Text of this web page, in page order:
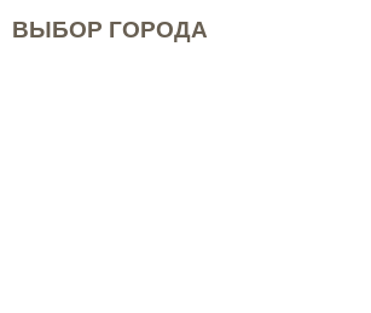
ВЫБОР ГОРОДА